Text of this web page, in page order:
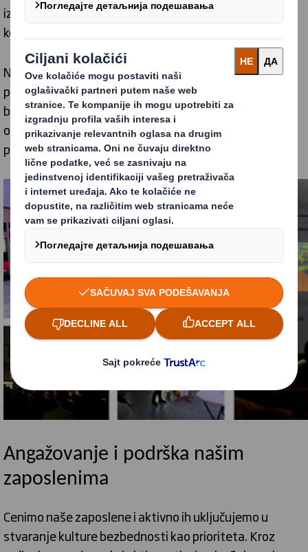
iznad minimuma. Ovaj broj će rasti kako budemo
kontinuirano unapređivali naše sisteme.
Naša posvećenost ne prestaje sa politikama i
propisima. Takođe smo uveli različite inicijative za
bezbednost i zaštitu životne sredine. Ovi napori
odražavaju naše uverenje da je zdrava radna snaga
produktivna radna snaga.
Angažovanje i podrška našim
zaposlenima
Cenimo naše zaposlene i aktivno ih uključujemo u
stvaranje kulture bezbednosti kao prioriteta. Kroz